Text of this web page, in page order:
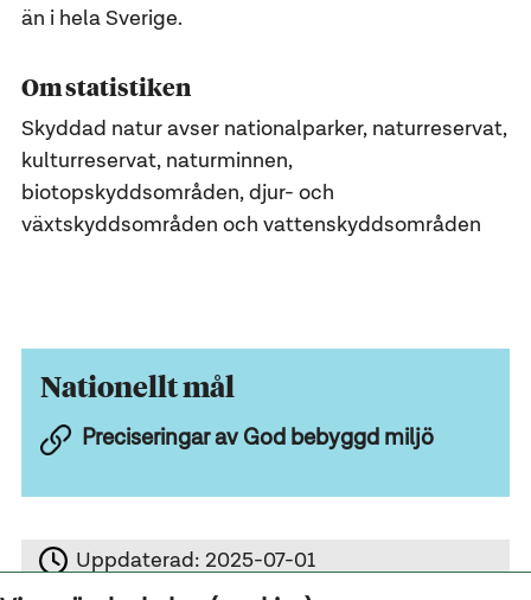
än i hela Sverige.
Om statistiken
Skyddad natur avser nationalparker, naturreservat,
kulturreservat, naturminnen,
biotopskyddsområden, djur- och
växtskyddsområden och vattenskyddsområden
Nationellt mål
Preciseringar av God bebyggd miljö
Uppdaterad: 2025-07-01